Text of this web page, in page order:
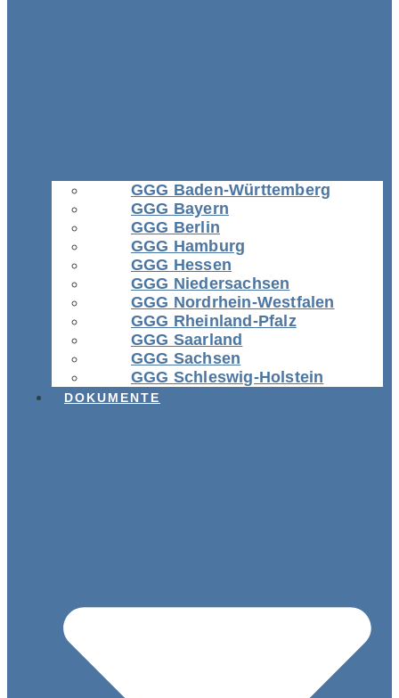
GGG Baden-Württemberg
GGG Bayern
GGG Berlin
GGG Hamburg
GGG Hessen
GGG Niedersachsen
GGG Nordrhein-Westfalen
GGG Rheinland-Pfalz
GGG Saarland
GGG Sachsen
GGG Schleswig-Holstein
DOKUMENTE